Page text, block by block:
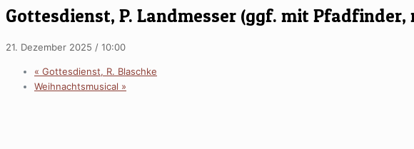
Gottesdienst, P. Landmesser (ggf. mit Pfadfinder,
21. Dezember 2025 / 10:00
« Gottesdienst, R. Blaschke
Weihnachtsmusical »